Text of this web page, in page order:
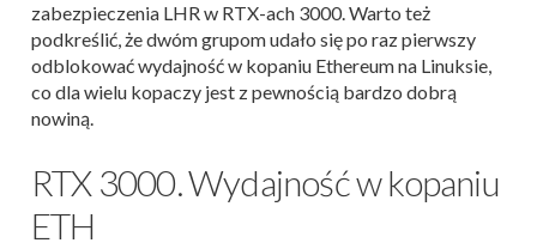
zabezpieczenia LHR w RTX-ach 3000. Warto też
podkreślić, że dwóm grupom udało się po raz pierwszy
odblokować wydajność w kopaniu Ethereum na Linuksie,
co dla wielu kopaczy jest z pewnością bardzo dobrą
nowiną.
RTX 3000. Wydajność w kopaniu
ETH